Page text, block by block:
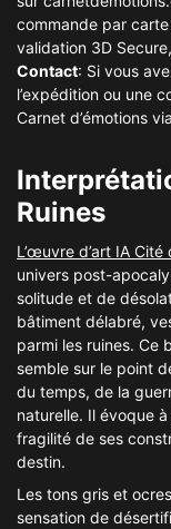
commande par
validation 3D
Contact: Si vous
l’expédition ou une
Carnet d’émotions
Ruines
L’œuvre d’art IA Cité
univers post-
solitude et de
bâtiment délabré,
parmi les ruines. Ce
semble sur le point
du temps, de la
naturelle. Il évoque
fragilité de ses
destin.
Les tons gris et
sensation de